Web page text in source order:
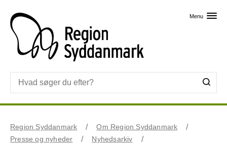
Menu
Region Syddanmark
Om Region Syddanmark
Presse og nyheder
Nyhedsarkiv